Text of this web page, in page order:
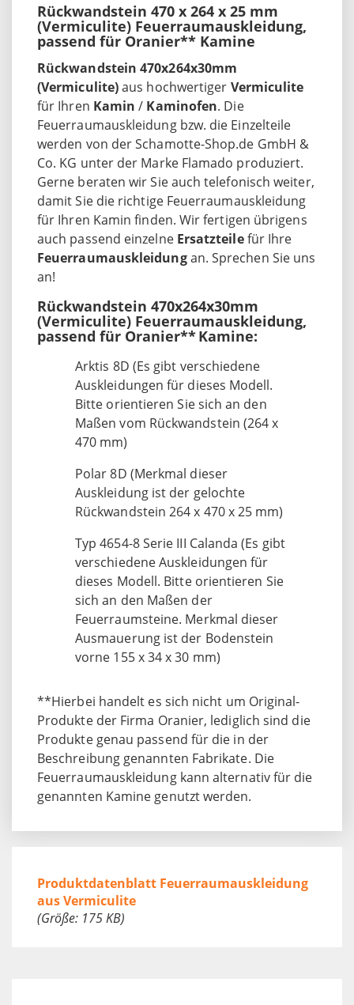
Rückwandstein 470 x 264 x 25 mm
(Vermiculite) Feuerraumauskleidung,
passend für Oranier** Kamine
Rückwandstein 470x264x30mm
(Vermiculite)aus hochwertiger Vermiculite
für Ihren Kamin/ Kaminofen. Die
Feuerraumauskleidung bzw. die Einzelteile
werden von der Schamotte-Shop.de GmbH &
Co. KG unter der Marke Flamado produziert.
Gerne beraten wir Sie auch telefonisch weiter,
damit Sie die richtige Feuerraumauskleidung
für Ihren Kamin finden. Wir fertigen übrigens
auch passend einzelne Ersatzteilefür Ihre
Feuerraumauskleidungan. Sprechen Sie uns
an!
Rückwandstein 470x264x30mm
(Vermiculite) Feuerraumauskleidung,
passend für Oranier**Kamine:
Arktis 8D (Es gibt verschiedene
Auskleidungen für dieses Modell.
Bitte orientieren Sie sich an den
Maßen vom Rückwandstein (264 x
470 mm)
Polar 8D (Merkmal dieser
Auskleidung ist der gelochte
Rückwandstein 264 x 470 x 25 mm)
Typ 4654-8 Serie III Calanda (Es gibt
verschiedene Auskleidungen für
dieses Modell. Bitte orientieren Sie
sich an den Maßen der
Feuerraumsteine. Merkmal dieser
Ausmauerung ist der Bodenstein
vorne 155 x 34 x 30 mm)
**Hierbei handelt es sich nicht um Original-
Produkte der Firma Oranier, lediglich sind die
Produkte genau passend für die in der
Beschreibung genannten Fabrikate. Die
Feuerraumauskleidung kann alternativ für die
genannten Kamine genutzt werden.
Produktdatenblatt Feuerraumauskleidung
aus Vermiculite
(Größe: 175 KB)